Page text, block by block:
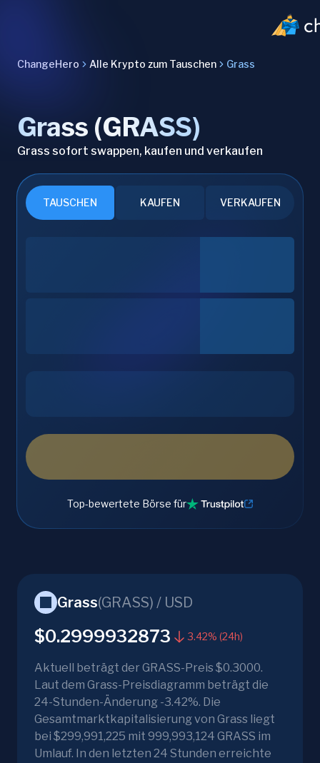
ChangeHero Alle Krypto zum Tauschen Grass
Grass (GRASS)
Grass sofort swappen, kaufen und verkaufen
TAUSCHEN KAUFEN VERKAUFEN
Top-bewertete Börse für
Grass(GRASS) / USD
$0.2999932873 3.42% (24h)
Aktuell beträgt der GRASS-Preis $0.3000.
Laut dem Grass-Preisdiagramm beträgt die
24-Stunden-Änderung -3.42%. Die
Gesamtmarktkapitalisierung von Grass liegt
bei $299,991,225 mit 999,993,124 GRASS im
Umlauf. In den letzten 24 Stunden erreichte